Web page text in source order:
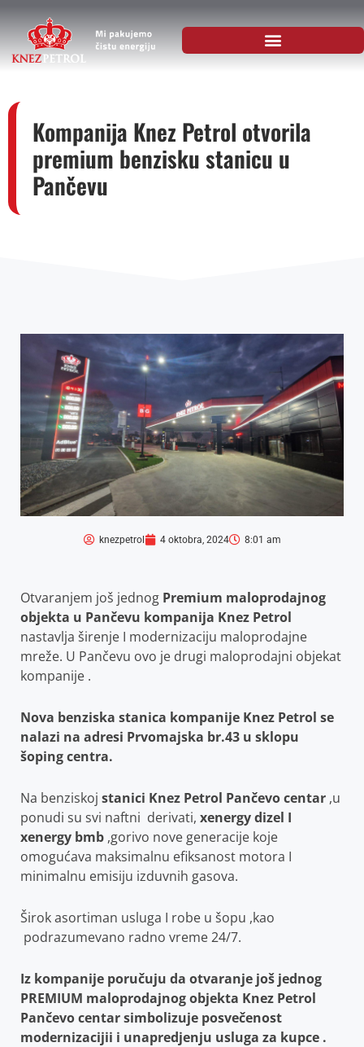
Kompanija Knez Petrol otvorila
premium benzisku stanicu u
Pančevu
knezpetrol 4 oktobra, 2024 8:01 am
Otvaranjem još jednog Premium maloprodajnog
objekta u Pančevu kompanija Knez Petrol
nastavlja širenje I modernizaciju maloprodajne
mreže. U Pančevu ovo je drugi maloprodajni objekat
kompanije .
Nova benziska stanica kompanije Knez Petrol se
nalazi na adresi Prvomajska br.43 u sklopu
šoping centra.
Na benziskoj stanici Knez Petrol Pančevo centar ,u
ponudi su svi naftni derivati, xenergy dizel I
xenergy bmb ,gorivo nove generacije koje
omogućava maksimalnu efiksanost motora I
minimalnu emisiju izduvnih gasova.
Širok asortiman usluga I robe u šopu ,kao
podrazumevano radno vreme 24/7.
Iz kompanije poručuju da otvaranje još jednog
PREMIUM maloprodajnog objekta Knez Petrol
Pančevo centar simbolizuje posvečenost
modernizacijii i unapredjenju usluga za kupce .